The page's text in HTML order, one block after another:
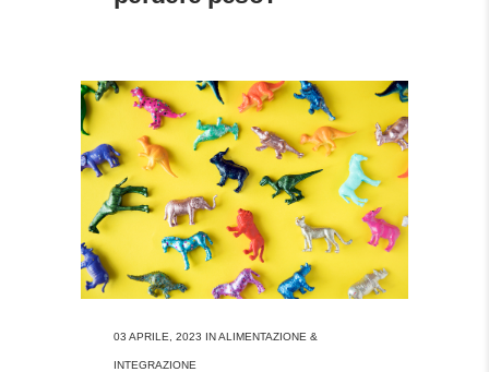
03 APRILE, 2023 INALIMENTAZIONE &
INTEGRAZIONE